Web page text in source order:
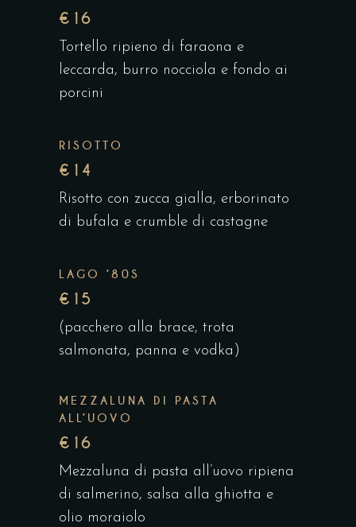
€16
Tortello ripieno di faraona e
leccarda, burro nocciola e fondo ai
porcini
RISOTTO
€14
Risotto con zucca gialla, erborinato
di bufala e crumble di castagne
LAGO ’80S
€15
(pacchero alla brace, trota
salmonata, panna e vodka)
MEZZALUNA DI PASTA
ALL’UOVO
€16
Mezzaluna di pasta all’uovo ripiena
di salmerino, salsa alla ghiotta e
olio moraiolo